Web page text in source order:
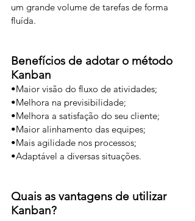
um grande volume de tarefas de forma
fluída.
Benefícios de adotar o método
Kanban
•Maior visão do fluxo de atividades;
•Melhora na previsibilidade;
•Melhora a satisfação do seu cliente;
•Maior alinhamento das equipes;
•Mais agilidade nos processos;
•Adaptável a diversas situações.
Quais as vantagens de utilizar
Kanban?